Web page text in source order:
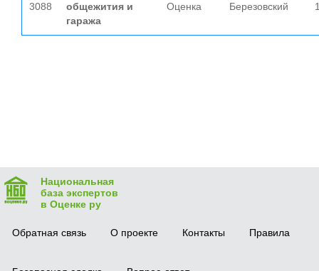
3088
общежития и
гаража
Оценка Березовский
Национальная
база экспертов
в Оценке ру
Обратная связь О проекте Контакты Правила